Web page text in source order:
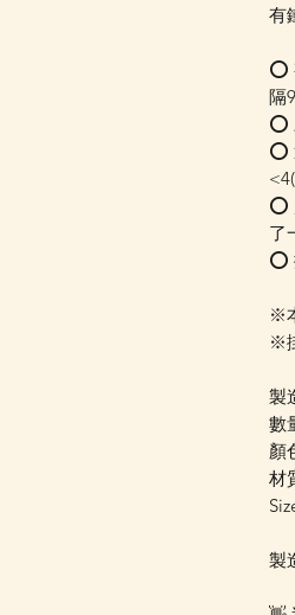
有
⭕
隔
⭕
⭕
⭕
了
⭕
※
※
製
數
顏
材
製